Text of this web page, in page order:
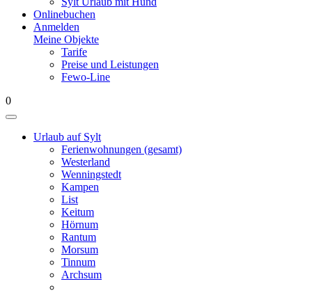
Onlinebuchen
Anmelden
Meine Objekte
Tarife
Preise und Leistungen
Fewo-Line
0
Urlaub auf Sylt
Ferienwohnungen (gesamt)
Westerland
Wenningstedt
Kampen
List
Keitum
Hörnum
Rantum
Morsum
Tinnum
Archsum